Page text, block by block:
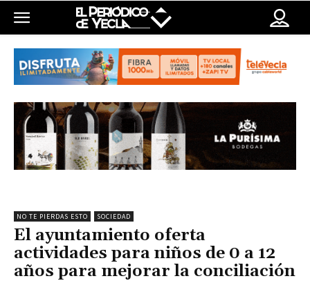
NO TE PIERDAS ESTO SOCIEDAD
El ayuntamiento oferta
actividades para niños de 0 a 12
años para mejorar la conciliación